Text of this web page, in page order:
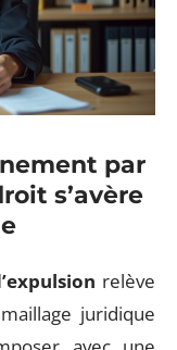
par
s’avère
relève
juridique